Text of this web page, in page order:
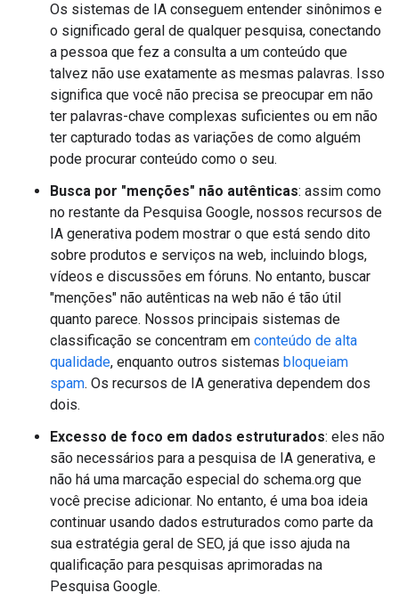
Os sistemas de IA conseguem entender sinônimos e
o significado geral de qualquer pesquisa, conectando
a pessoa que fez a consulta a um conteúdo que
talvez não use exatamente as mesmas palavras. Isso
significa que você não precisa se preocupar em não
ter palavras-chave complexas suficientes ou em não
ter capturado todas as variações de como alguém
pode procurar conteúdo como o seu.
Busca por "menções" não autênticas: assim como
no restante da Pesquisa Google, nossos recursos de
IA generativa podem mostrar o que está sendo dito
sobre produtos e serviços na web, incluindo blogs,
vídeos e discussões em fóruns. No entanto, buscar
"menções" não autênticas na web não é tão útil
quanto parece. Nossos principais sistemas de
classificação se concentram em conteúdo de alta
qualidade, enquanto outros sistemas bloqueiam
spam. Os recursos de IA generativa dependem dos
dois.
Excesso de foco em dados estruturados: eles não
são necessários para a pesquisa de IA generativa, e
não há uma marcação especial do schema.org que
você precise adicionar. No entanto, é uma boa ideia
continuar usando dados estruturados como parte da
sua estratégia geral de SEO, já que isso ajuda na
qualificação para pesquisas aprimoradas na
Pesquisa Google.